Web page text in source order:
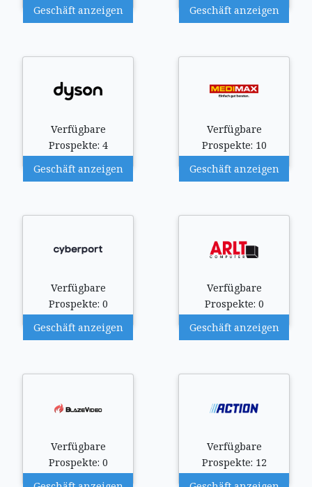
Geschäft anzeigen
Geschäft anzeigen
Verfügbare
Prospekte: 4
Geschäft anzeigen
Verfügbare
Prospekte: 10
Geschäft anzeigen
Verfügbare
Prospekte: 0
Geschäft anzeigen
Verfügbare
Prospekte: 0
Geschäft anzeigen
Verfügbare
Prospekte: 0
Verfügbare
Prospekte: 12